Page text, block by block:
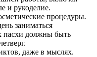
и рукоделие.
процедуры.
заниматься
пасхи должны быть
даже в мыслях.